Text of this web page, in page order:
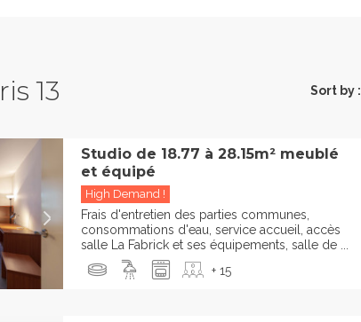
13 Sort by :
Studio de 18.77 à 28.15m² meublé
et équipé
High Demand !
Frais d'entretien des parties communes,
consommations d'eau, service accueil, accès
salle La Fabrick et ses équipements, salle de ...
+ 15